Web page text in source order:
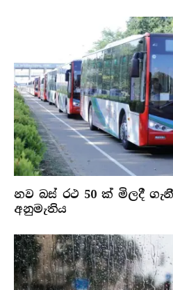
නව බස් රථ 50 ක් මිලදී
අනුමැතිය